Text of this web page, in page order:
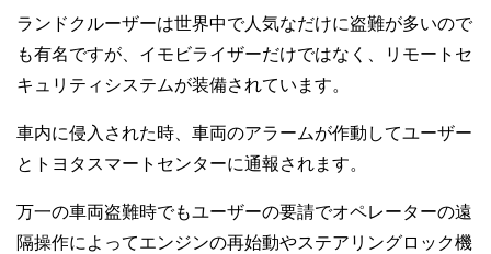
ランドクルーザーは世界中で人気なだけに盗難が多いので
も有名ですが、イモビライザーだけではなく、リモートセ
キュリティシステムが装備されています。
車内に侵入された時、車両のアラームが作動してユーザー
とトヨタスマートセンターに通報されます。
万一の車両盗難時でもユーザーの要請でオペレーターの遠
隔操作によってエンジンの再始動やステアリングロック機